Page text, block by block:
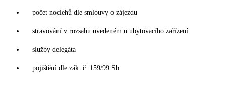
počet noclehů dle smlouvy o zájezdu
stravování v rozsahu uvedeném u ubytovacího zařízení
služby delegáta
pojištění dle zák. č. 159/99 Sb.